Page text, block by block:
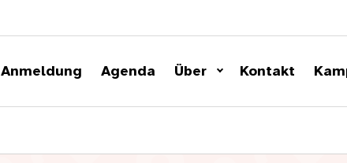
Anmeldung Agenda Über Kontakt